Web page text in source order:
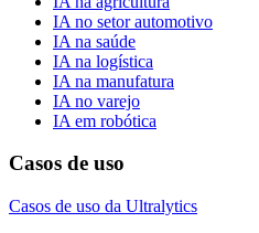
IA no setor automotivo
IA na saúde
IA na logística
IA na manufatura
IA no varejo
IA em robótica
Casos de uso
Casos de uso da Ultralytics